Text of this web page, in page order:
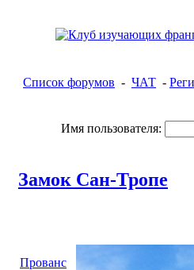
Список форумов - ЧАТ -
Имя пользователя:
Замок Сан-Тропе
Прованс